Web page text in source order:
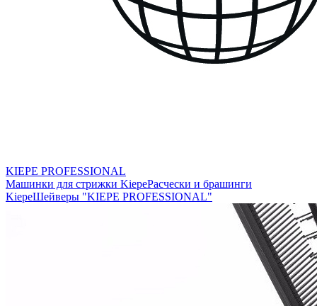
KIEPE PROFESSIONAL
Машинки для стрижки KiepeРасчески и брашинги
KiepeШейверы "KIEPE PROFESSIONAL"